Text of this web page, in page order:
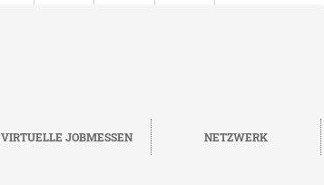
VIRTUELLE JOBMESSEN NETZWERK